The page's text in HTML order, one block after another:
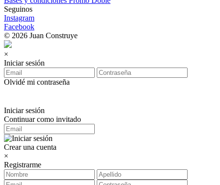
Seguinos
Instagram
Facebook
© 2026 Juan Construye
×
Iniciar sesión
Olvidé mi contraseña
Iniciar sesión
Continuar como invitado
Crear una cuenta
×
Registrarme